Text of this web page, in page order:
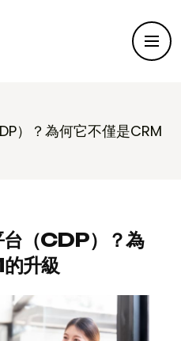
）？為何它不僅是CRM
台（CDP）？為
升級